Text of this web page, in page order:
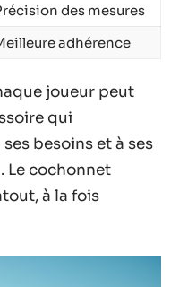
des mesures
adhérence
joueur peut
qui
besoins et à ses
Le cochonnet
à la fois